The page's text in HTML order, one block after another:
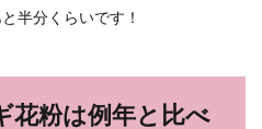
半分くらいです！
花粉は例年と比べ